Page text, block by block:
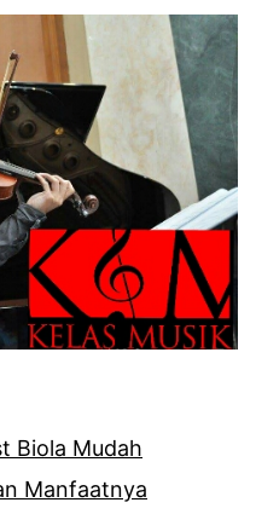
Biola Mudah
Manfaatnya